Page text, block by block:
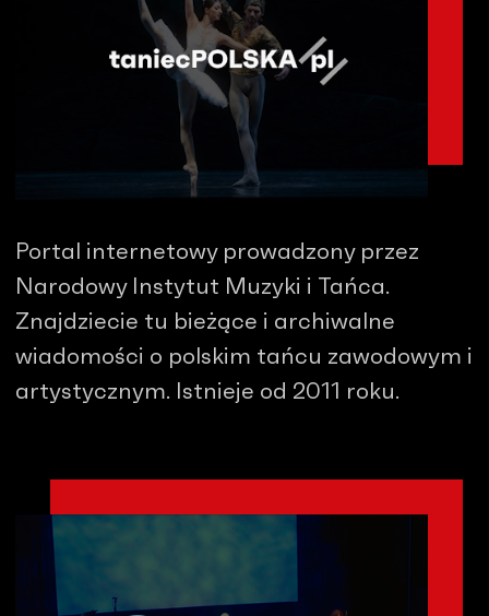
Portal internetowy prowadzony przez
Narodowy Instytut Muzyki i Tańca.
Znajdziecie tu bieżące i archiwalne
wiadomości o polskim tańcu zawodowym i
artystycznym. Istnieje od 2011 roku.